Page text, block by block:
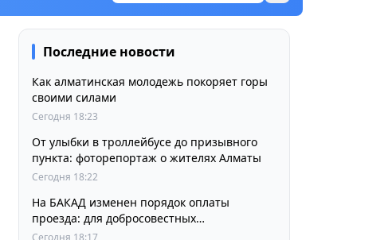
Последние новости
Как алматинская молодежь покоряет горы
своими силами
Сегодня 18:23
От улыбки в троллейбусе до призывного
пункта: фоторепортаж о жителях Алматы
Сегодня 18:22
На БАКАД изменен порядок оплаты
проезда: для добросовестных
пользователей стоимость остается
Сегодня 18:17